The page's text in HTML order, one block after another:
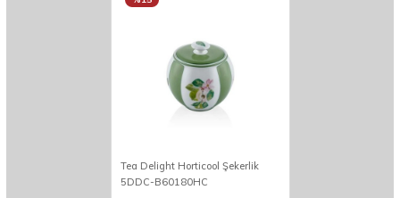
Tea Delight Horticool Şekerlik
5DDC-B60180HC